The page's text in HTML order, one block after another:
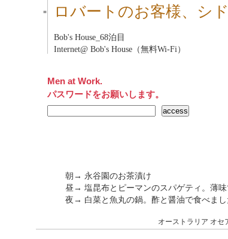
■ ロバートのお客様、シ
Bob's House_68泊目
Internet@ Bob's House（無料Wi-Fi）
Men at Work.
パスワードをお願いします。
朝→ 永谷園のお茶漬け
昼→ 塩昆布とピーマンのスパゲティ。薄味
夜→ 白菜と魚丸の鍋。酢と醤油で食べまし
オーストラリア オセ